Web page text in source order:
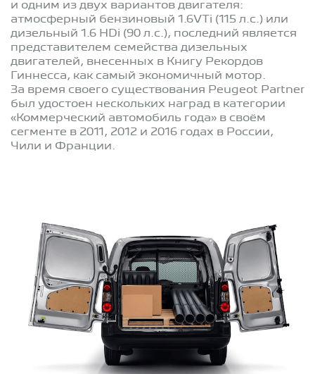
и одним из двух вариантов двигателя:
атмосферный бензиновый 1.6VTi (115 л.с.) или
дизельный 1.6 HDi (90 л.с.), последний является
представителем семейства дизельных
двигателей, внесенных в Книгу Рекордов
Гиннесса, как самый экономичный мотор.
За время своего существования Peugeot Partner
был удостоен нескольких наград в категории
«Коммерческий автомобиль года» в своём
сегменте в 2011, 2012 и 2016 годах в России,
Чили и Франции.